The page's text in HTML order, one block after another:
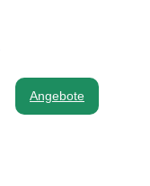
Angebote